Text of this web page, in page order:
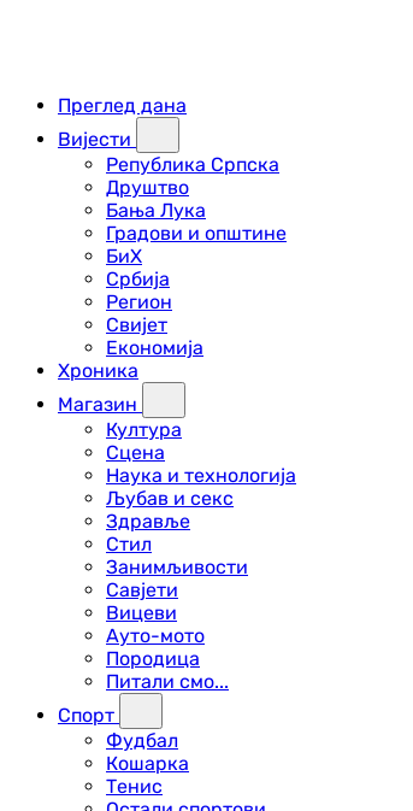
Преглед дана
Вијести
Република Српска
Друштво
Бања Лука
Градови и општине
БиХ
Србија
Регион
Свијет
Економија
Хроника
Магазин
Култура
Сцена
Наука и технологија
Љубав и секс
Здравље
Стил
Занимљивости
Савјети
Вицеви
Ауто-мото
Породица
Питали смо...
Спорт
Фудбал
Кошарка
Тенис